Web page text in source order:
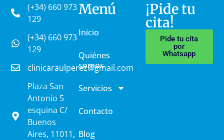
(+34) 660 973
129
(+34) 660 973
129
clinicaraulperez@gmail.com
Plaza San
Antonio 5
esquina C/
Buenos
Aires, 11011,
Menú
Inicio
Quiénes
somos
Servicios
Contacto
Blog
¡Pide tu
cita!
Pide tu cíta
por
Whatsapp